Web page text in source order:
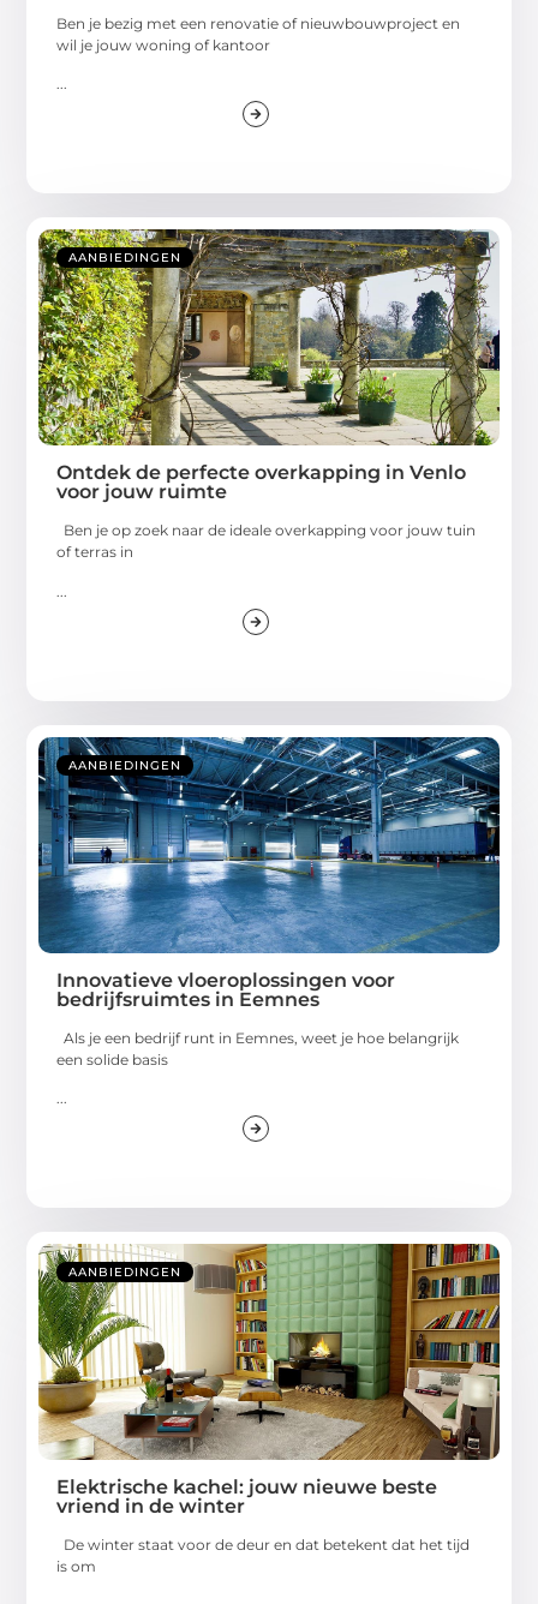
Ben je bezig met een renovatie of nieuwbouwproject en
wil je jouw woning of kantoor
...
AANBIEDINGEN
Ontdek de perfecte overkapping in Venlo
voor jouw ruimte
Ben je op zoek naar de ideale overkapping voor jouw tuin
of terras in
AANBIEDINGEN
Innovatieve vloeroplossingen voor
bedrijfsruimtes in Eemnes
Als je een bedrijf runt in Eemnes, weet je hoe belangrijk
een solide basis
...
AANBIEDINGEN
Elektrische kachel: jouw nieuwe beste
vriend in de winter
De winter staat voor de deur en dat betekent dat het tijd
is om